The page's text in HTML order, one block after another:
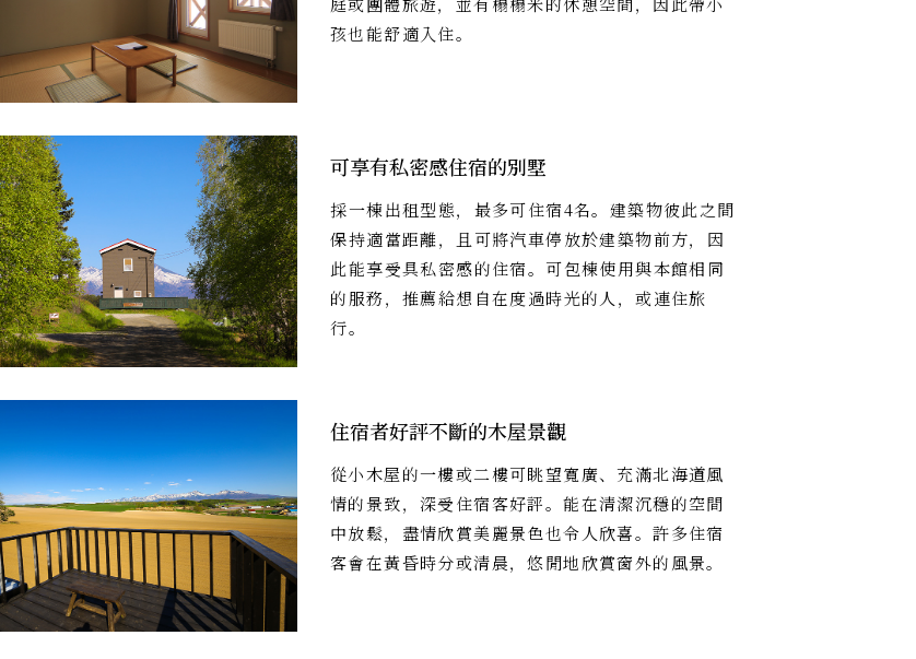
孩也能舒適入住。
可享有私密感住宿的別墅
採一棟出租型態，最多可住宿4名。建築物彼此之間
保持適當距離，且可將汽車停放於建築物前方，因
此能享受具私密感的住宿。可包棟使用與本館相同
的服務，推薦給想自在度過時光的人，或連住旅
行。
住宿者好評不斷的木屋景觀
從小木屋的一樓或二樓可眺望寬廣、充滿北海道風
情的景致，深受住宿客好評。能在清潔沉穩的空間
中放鬆，盡情欣賞美麗景色也令人欣喜。許多住宿
客會在黃昏時分或清晨，悠閒地欣賞窗外的風景。